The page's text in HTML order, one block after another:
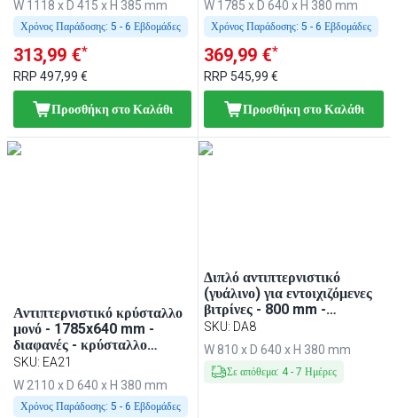
σωληνωτοί βραχίονες ως
βάση - συμβατό με BA116,
WA116, KA116, PA116 &
EA116
W 1118 x D 415 x H 385 mm
Χρόνος Παράδοσης: 5 - 6 Εβδομάδες
313,99 €*
RRP 497,99 €
Προσθήκη στο Καλάθι
στρογγυλού σωλήνα ως βάση
- συμβατό με BA186,
WA186, KA186, PA186 &
EA186
W 1785 x D 640 x H 380 mm
Χρόνος Παράδοσης: 5 - 6 Εβδομάδες
369,99 €*
RRP 545,99 €
Προσθήκη στο Καλάθι
Αντιπτερνιστικό κρύσταλλο
μονό - 1785x640 mm -
διαφανές - κρύσταλλο
ασφαλείας, καμπύλο πελάτη,
2 στρογγυλοί σωλήνες-
βάσεις - για BA216, WA216,
KA216, PA216 & EA216
SKU: EA21
W 2110 x D 640 x H 380 mm
Χρόνος Παράδοσης: 5 - 6 Εβδομάδες
Διπλό αντιπτερνιστικό
(γυάλινο) για εντοιχιζόμενες
βιτρίνες - 800 mm -
κατάλληλο για BA86, WA86,
KA86, PA86 & EA86 -
810x640x380 mm
SKU: DA8
W 810 x D 640 x H 380 mm
Σε απόθεμα: 4-7 Ημέρες